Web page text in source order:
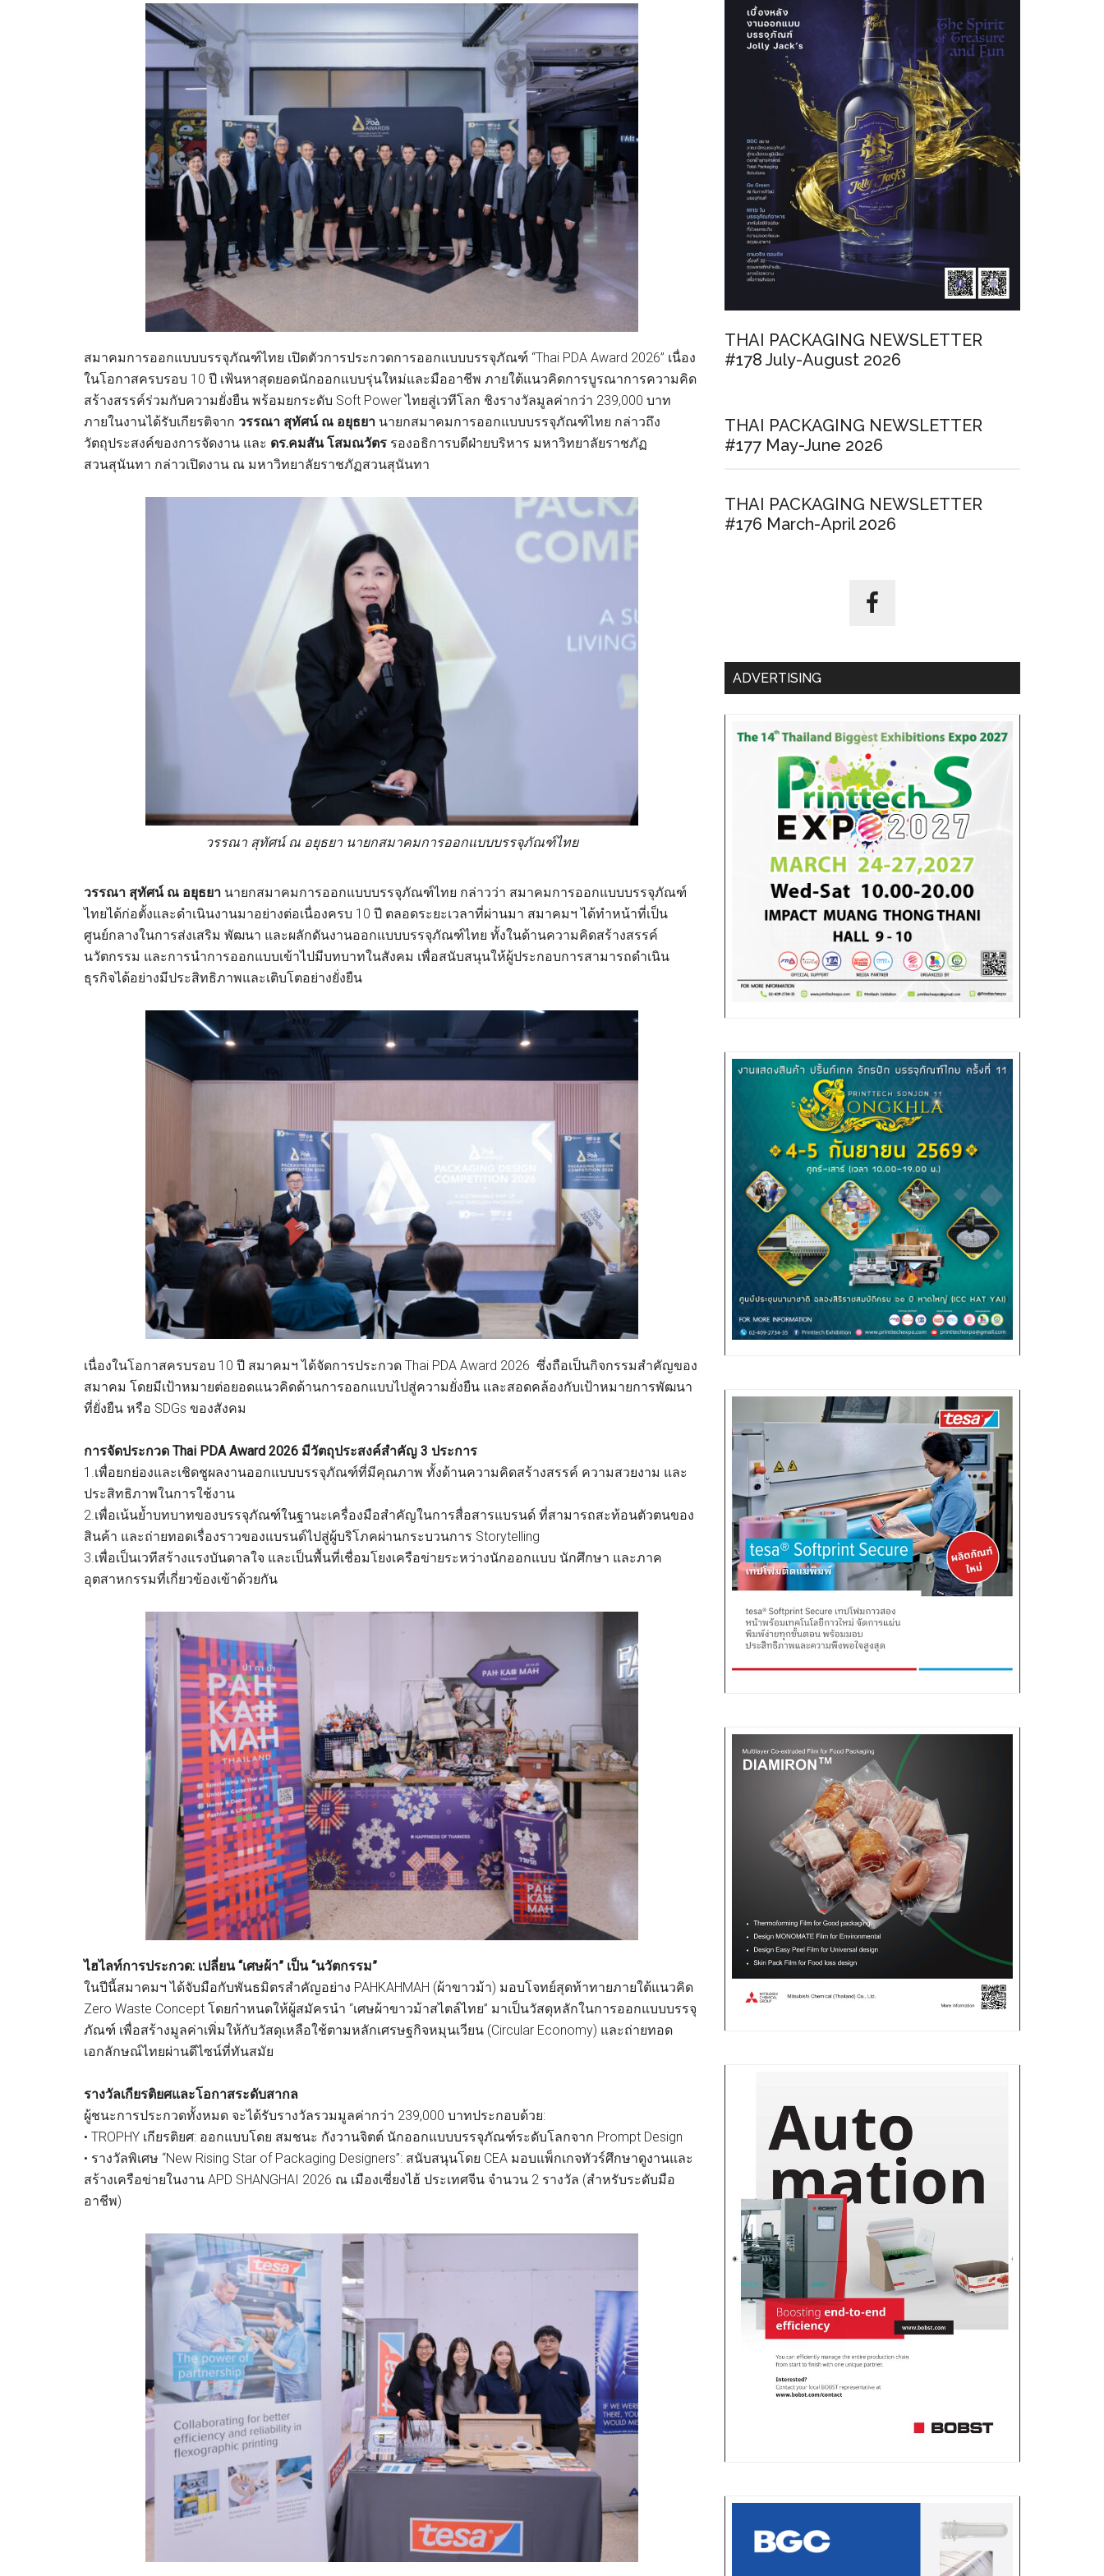
สมาคมการออกแบบบรรจุภัณฑ์ไทย เปิดตัวการประกวดการออกแบบบรรจุภัณฑ์ “Thai PDA Award 2026” เนื่อง
ในโอกาสครบรอบ 10 ปี เฟ้นหาสุดยอดนักออกแบบรุ่นใหม่และมืออาชีพ ภายใต้แนวคิดการบูรณาการความคิด
สร้างสรรค์ร่วมกับความยั่งยืน พร้อมยกระดับ Soft Power ไทยสู่เวทีโลก ชิงรางวัลมูลค่ากว่า 239,000 บาท
ภายในงานได้รับเกียรติจาก วรรณา สุทัศน์ ณ อยุธยา นายกสมาคมการออกแบบบรรจุภัณฑ์ไทย กล่าวถึง
วัตถุประสงค์ของการจัดงาน และ ดร.คมสัน โสมณวัตร รองอธิการบดีฝ่ายบริหาร มหาวิทยาลัยราชภัฏ
สวนสุนันทา กล่าวเปิดงาน ณ มหาวิทยาลัยราชภัฏสวนสุนันทา
วรรณา สุทัศน์ ณ อยุธยา นายกสมาคมการออกแบบบรรจุภัณฑ์ไทย
วรรณา สุทัศน์ ณ อยุธยา นายกสมาคมการออกแบบบรรจุภัณฑ์ไทย กล่าวว่า สมาคมการออกแบบบรรจุภัณฑ์
ไทยได้ก่อตั้งและดำเนินงานมาอย่างต่อเนื่องครบ 10 ปี ตลอดระยะเวลาที่ผ่านมา สมาคมฯ ได้ทำหน้าที่เป็น
ศูนย์กลางในการส่งเสริม พัฒนา และผลักดันงานออกแบบบรรจุภัณฑ์ไทย ทั้งในด้านความคิดสร้างสรรค์
นวัตกรรม และการนำการออกแบบเข้าไปมีบทบาทในสังคม เพื่อสนับสนุนให้ผู้ประกอบการสามารถดำเนิน
ธุรกิจได้อย่างมีประสิทธิภาพและเติบโตอย่างยั่งยืน
เนื่องในโอกาสครบรอบ 10 ปี สมาคมฯ ได้จัดการประกวด Thai PDA Award 2026 ซึ่งถือเป็นกิจกรรมสำคัญของ
สมาคม โดยมีเป้าหมายต่อยอดแนวคิดด้านการออกแบบไปสู่ความยั่งยืน และสอดคล้องกับเป้าหมายการพัฒนา
ที่ยั่งยืน หรือ SDGs ของสังคม
การจัดประกวด Thai PDA Award 2026 มีวัตถุประสงค์สำคัญ 3 ประการ
1.เพื่อยกย่องและเชิดชูผลงานออกแบบบรรจุภัณฑ์ที่มีคุณภาพ ทั้งด้านความคิดสร้างสรรค์ ความสวยงาม และ
ประสิทธิภาพในการใช้งาน
2.เพื่อเน้นย้ำบทบาทของบรรจุภัณฑ์ในฐานะเครื่องมือสำคัญในการสื่อสารแบรนด์ ที่สามารถสะท้อนตัวตนของ
สินค้า และถ่ายทอดเรื่องราวของแบรนด์ไปสู่ผู้บริโภคผ่านกระบวนการ Storytelling
3.เพื่อเป็นเวทีสร้างแรงบันดาลใจ และเป็นพื้นที่เชื่อมโยงเครือข่ายระหว่างนักออกแบบ นักศึกษา และภาค
อุตสาหกรรมที่เกี่ยวข้องเข้าด้วยกัน
ไฮไลท์การประกวด: เปลี่ยน “เศษผ้า” เป็น “นวัตกรรม”
ในปีนี้สมาคมฯ ได้จับมือกับพันธมิตรสำคัญอย่าง PAHKAHMAH (ผ้าขาวม้า) มอบโจทย์สุดท้าทายภายใต้แนวคิด
Zero Waste Concept โดยกำหนดให้ผู้สมัครนำ “เศษผ้าขาวม้าสไตล์ไทย” มาเป็นวัสดุหลักในการออกแบบบรรจุ
ภัณฑ์ เพื่อสร้างมูลค่าเพิ่มให้กับวัสดุเหลือใช้ตามหลักเศรษฐกิจหมุนเวียน (Circular Economy) และถ่ายทอด
เอกลักษณ์ไทยผ่านดีไซน์ที่ทันสมัย
รางวัลเกียรติยศและโอกาสระดับสากล
ผู้ชนะการประกวดทั้งหมด จะได้รับรางวัลรวมมูลค่ากว่า 239,000 บาทประกอบด้วย:
• TROPHY เกียรติยศ: ออกแบบโดย สมชนะ กังวานจิตต์ นักออกแบบบรรจุภัณฑ์ระดับโลกจาก Prompt Design
• รางวัลพิเศษ “New Rising Star of Packaging Designers”: สนับสนุนโดย CEA มอบแพ็กเกจทัวร์ศึกษาดูงานและ
สร้างเครือข่ายในงาน APD SHANGHAI 2026 ณ เมืองเซี่ยงไฮ้ ประเทศจีน จำนวน 2 รางวัล (สำหรับระดับมือ
อาชีพ)
THAI PACKAGING NEWSLETTER
#178 July-August 2026
THAI PACKAGING NEWSLETTER
#177 May-June 2026
THAI PACKAGING NEWSLETTER
#176 March-April 2026
ADVERTISING